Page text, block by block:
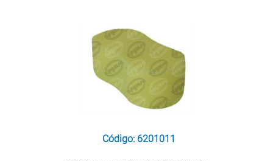
Código: 6201011